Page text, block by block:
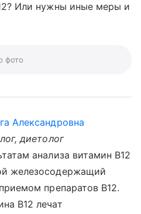
Или нужны иные меры и
фото
Александровна
диетолог
анализа витамин В12
железосодержащий
препаратов В12.
B12 лечат